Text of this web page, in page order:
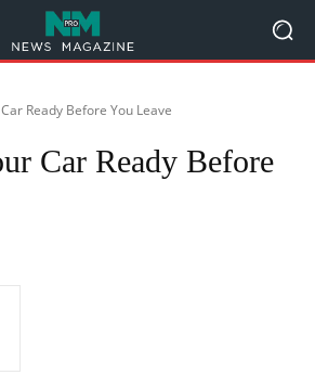
Ready Before You Leave
Car Ready Before